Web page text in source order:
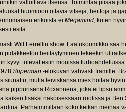
valloittava itsensä. Toimintaa piisaa
huomioon ottavia vitsejä, heittoja ja
erikoista ei Megamind, kuten
esitä.
Will Ferrellin show. Laatukoomikko saa
pidäkkeetön heittäytyminen tekeekin
kyvyt tulevat esiin monissa
Superman -elokuvan vahvasti framille.
siunattu, mutta leiviskänsä mies hoitaa
pippurisena Roxannena, joka ei lipsu
kaiken lisäksi näköisessään roolissa ja
Parhaimmillaan koko keikan meinaa